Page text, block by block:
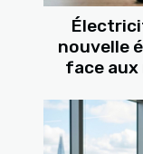
nouvelle
face